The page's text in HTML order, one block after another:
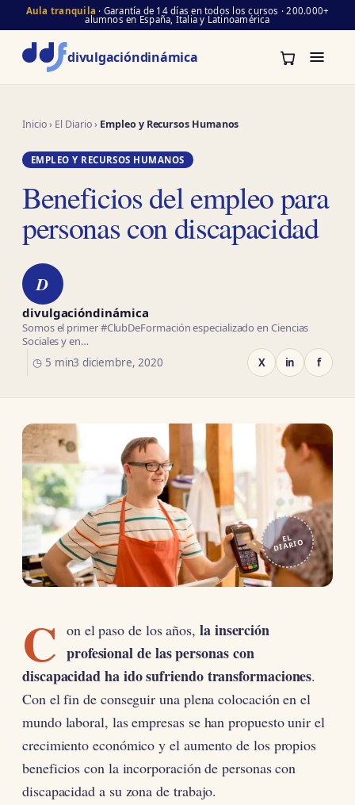
Aula tranquila · Garantía de 14 días en todos los cursos · 200.000+
alumnos en España, Italia y Latinoamérica
divulgacióndinámica
Inicio› El Diario› Empleo y Recursos Humanos
EMPLEO Y RECURSOS HUMANOS
Beneficios del empleo para
personas con discapacidad
D
divulgacióndinámica
Somos el primer #ClubDeFormación especializado en Ciencias
Sociales y en…
◷ 5 min3 diciembre, 2020 X in f
EL
DIARIO
C on el paso de los años,la inserción
profesional de las personas con
discapacidad ha ido sufriendo transformaciones.
Con el fin de conseguir una plena colocación en el
mundo laboral, las empresas se han propuesto unir el
crecimiento económico y el aumento de los propios
beneficios con la incorporación de personas con
discapacidad a su zona de trabajo.